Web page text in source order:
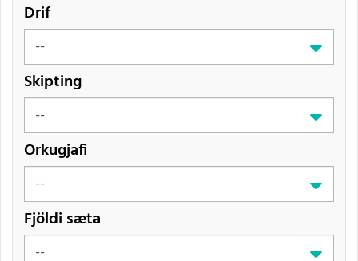
Drif
Skipting
Orkugjafi
Fjöldi sæta